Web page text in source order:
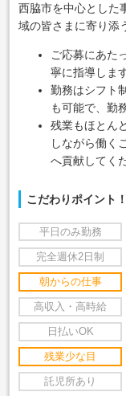
西脇市を中心とした
域の皆さまに寄り添
ご応募にあた
寧に指導しま
勤務はシフト
も可能で、勤
残業もほとん
しながら働く
へ貢献してく
こだわりポイント！
平日のみ勤務
完全週休2日制
朝からの仕事
高収入・高時給
日払いOK
残業少な目
託児所あり